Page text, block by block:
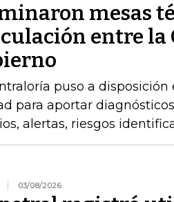
mesas
entre la
puso a
para aportar
alertas, riesgos
03/08/2026